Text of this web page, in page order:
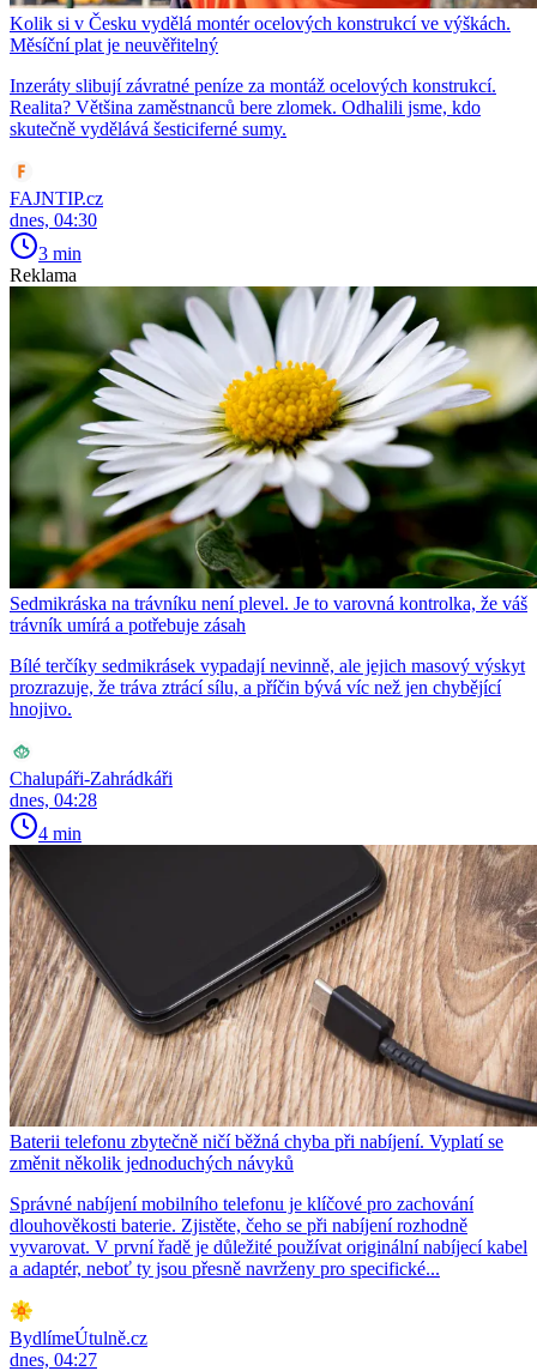
Kolik si v Česku vydělá montér ocelových konstrukcí ve výškách.
Měsíční plat je neuvěřitelný
Inzeráty slibují závratné peníze za montáž ocelových konstrukcí.
Realita? Většina zaměstnanců bere zlomek. Odhalili jsme, kdo
skutečně vydělává šesticiferné sumy.
FAJNTIP.cz
dnes, 04:30
3 min
Reklama
Sedmikráska na trávníku není plevel. Je to varovná kontrolka, že váš
trávník umírá a potřebuje zásah
Bílé terčíky sedmikrásek vypadají nevinně, ale jejich masový výskyt
prozrazuje, že tráva ztrácí sílu, a příčin bývá víc než jen chybějící
hnojivo.
Chalupáři-Zahrádkáři
dnes, 04:28
4 min
Baterii telefonu zbytečně ničí běžná chyba při nabíjení. Vyplatí se
změnit několik jednoduchých návyků
Správné nabíjení mobilního telefonu je klíčové pro zachování
dlouhověkosti baterie. Zjistěte, čeho se při nabíjení rozhodně
vyvarovat. V první řadě je důležité používat originální nabíjecí kabel
a adaptér, neboť ty jsou přesně navrženy pro specifické...
BydlímeÚtulně.cz
dnes, 04:27